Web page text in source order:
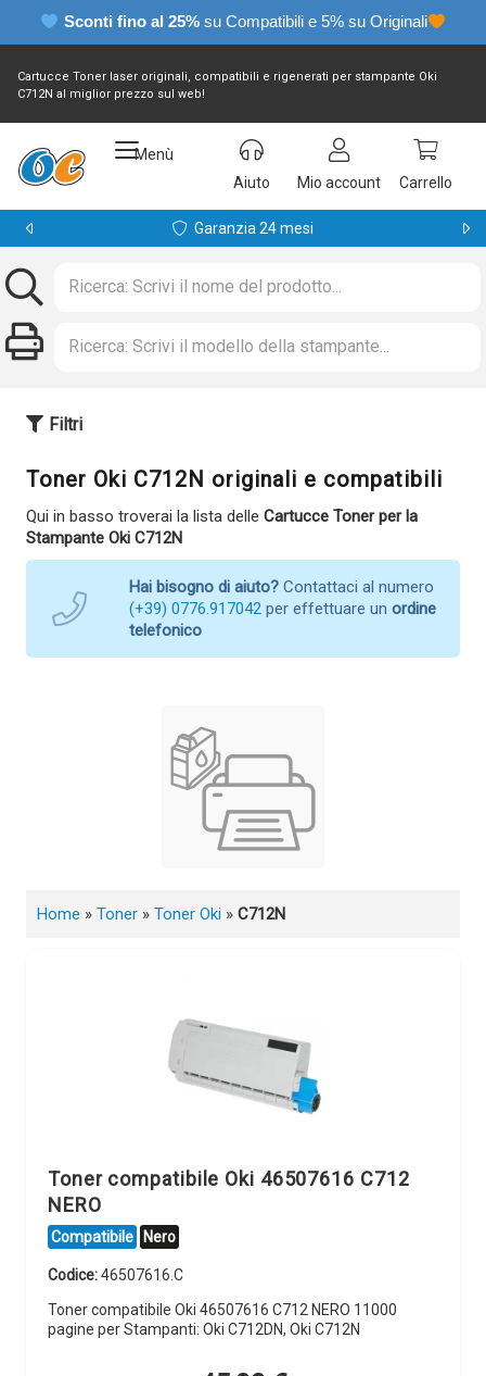
Sconti fino al 25% su Compatibili e 5% su Originali
Cartucce Toner laser originali, compatibili e rigenerati per stampante Oki
C712N al miglior prezzo sul web!
Menù
Aiuto
Mio account Carrello
Garanzia 24 mesi
Filtri
Toner Oki C712N originali e compatibili
Qui in basso troverai la lista delle Cartucce Toner per la
Stampante Oki C712N
Hai bisogno di aiuto? Contattaci al numero
(+39) 0776.917042 per effettuare un ordine
telefonico
Home » Toner » Toner Oki » C712N
Toner compatibile Oki 46507616 C712
NERO
Compatibile Nero
Codice:46507616.C
Toner compatibile Oki 46507616 C712 NERO 11000
pagine per Stampanti: Oki C712DN, Oki C712N